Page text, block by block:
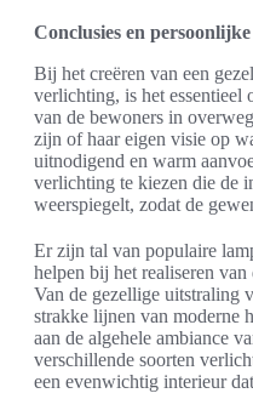
Conclusies en
Bij het creëren van een
verlichting, is het essentieel
van de bewoners in
zijn of haar eigen visie op
uitnodigend en warm
verlichting te kiezen die de
weerspiegelt, zodat de
Er zijn tal van populaire
helpen bij het realiseren
Van de gezellige uitstraling
strakke lijnen van moderne
aan de algehele ambiance
verschillende soorten
een evenwichtig interieur